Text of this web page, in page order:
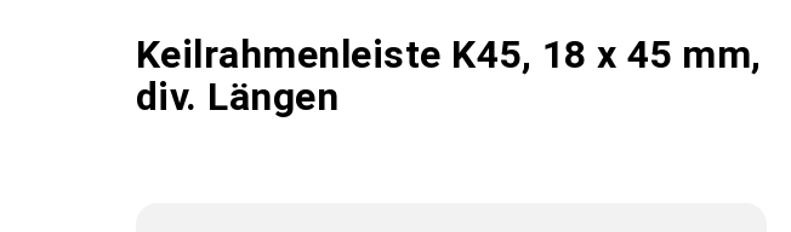
Keilrahmenleiste K45, 18 x 45 mm,
div. Längen